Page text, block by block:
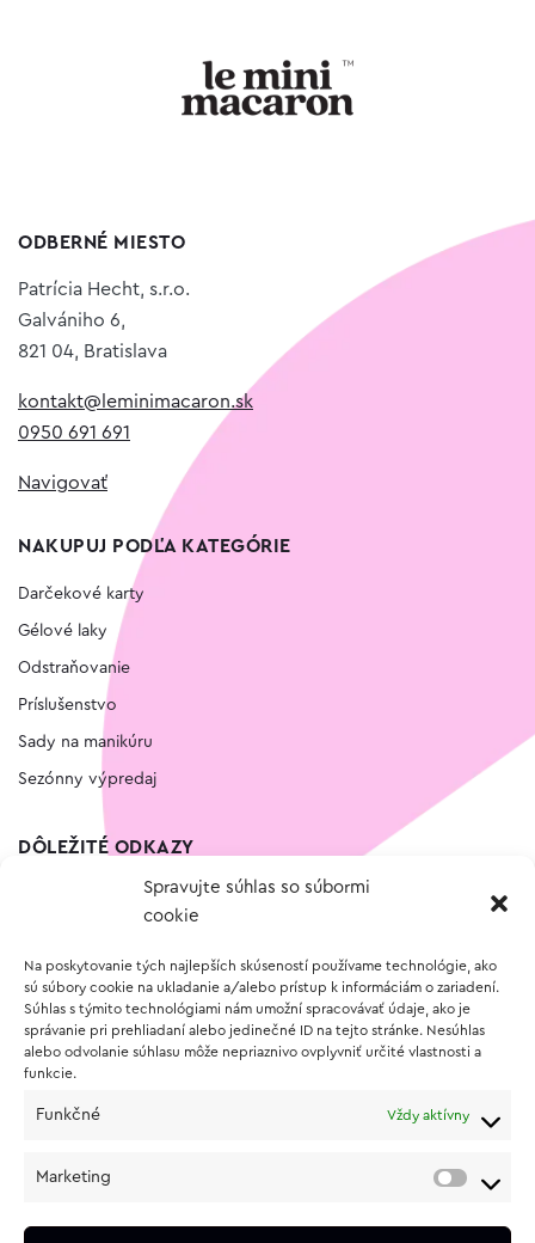
Spravujte súhlas so súbormi
cookie
Na poskytovanie tých najlepších skúseností používame technológie, ako
sú súbory cookie na ukladanie a/alebo prístup k informáciám o zariadení.
Súhlas s týmito technológiami nám umožní spracovávať údaje, ako je
správanie pri prehliadaní alebo jedinečné ID na tejto stránke. Nesúhlas
alebo odvolanie súhlasu môže nepriaznivo ovplyvniť určité vlastnosti a
funkcie.
Funkčné Vždy aktívny
Marketing
ODBERNÉ MIESTO
Patrícia Hecht, s.r.o.
Galvániho 6,
821 04, Bratislava
kontakt@leminimacaron.sk
0950 691 691
Navigovať
NAKUPUJ PODĽA KATEGÓRIE
Darčekové karty
Gélové laky
Odstraňovanie
Príslušenstvo
Sady na manikúru
Sezónny výpredaj
DÔLEŽITÉ ODKAZY
Vernostný program
O NÁKUPE
Vrátenie a reklamácia tovaru